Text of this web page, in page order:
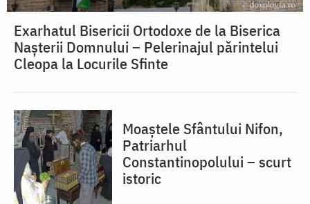
Exarhatul Bisericii Ortodoxe de la Biserica
Nașterii Domnului – Pelerinajul părintelui
Cleopa la Locurile Sfinte
Moaștele Sfântului Nifon,
Patriarhul
Constantinopolului – scurt
istoric